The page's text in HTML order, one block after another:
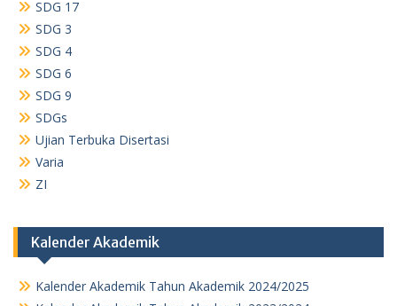
SDG 17
SDG 3
SDG 4
SDG 6
SDG 9
SDGs
Ujian Terbuka Disertasi
Varia
ZI
Kalender Akademik
Kalender Akademik Tahun Akademik 2024/2025